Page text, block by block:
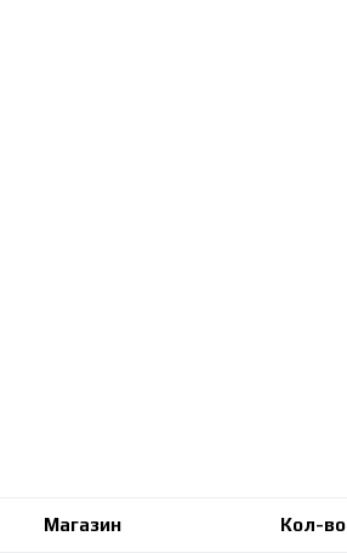
Магазин Кол-во